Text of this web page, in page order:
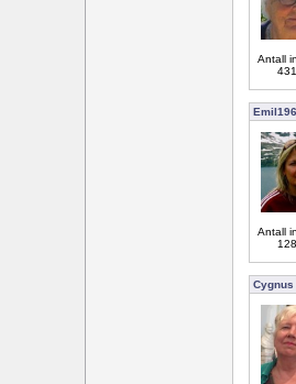
Antall
Antall
Cygnus